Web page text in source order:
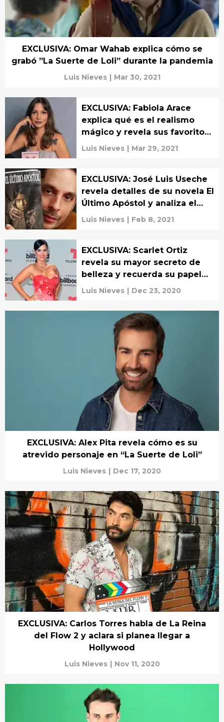
EXCLUSIVA: Omar Wahab explica cómo se
grabó ”La Suerte de Loli” durante la pandemia
Luis Nieves | Mar 30, 2021
EXCLUSIVA: Fabiola Arace
explica qué es el realismo
mágico y revela sus favoritos
para el Oscar 2021
Luis Nieves | Mar 29, 2021
EXCLUSIVA: José Luis Useche
revela detalles de su novela El
Último Apóstol y analiza el
final de Breaking Bad
Luis Nieves | Feb 8, 2021
EXCLUSIVA: Scarlet Ortiz
revela su mayor secreto de
belleza y recuerda su papel
en Yo soy Betty, la fea
Luis Nieves | Dec 23, 2020
EXCLUSIVA: Alex Pita revela cómo es su
atrevido personaje en “La Suerte de Loli”
Luis Nieves | Dec 17, 2020
EXCLUSIVA: Carlos Torres habla de La Reina
del Flow 2 y aclara si planea llegar a
Hollywood
Luis Nieves | Nov 11, 2020